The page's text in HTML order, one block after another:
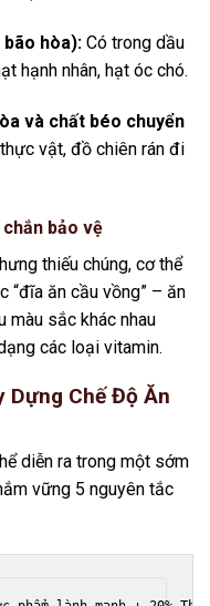
hòa):Có trong dầu
hạnh nhân, hạt óc chó.
và chất béo chuyển
vật, đồ chiên rán đi
bảo vệ
thiếu chúng, cơ thể
“đĩa ăn cầu vồng” – ăn
màu sắc khác nhau
các loại vitamin.
Dựng Chế Độ Ăn
diễn ra trong một sớm
vững 5 nguyên tắc